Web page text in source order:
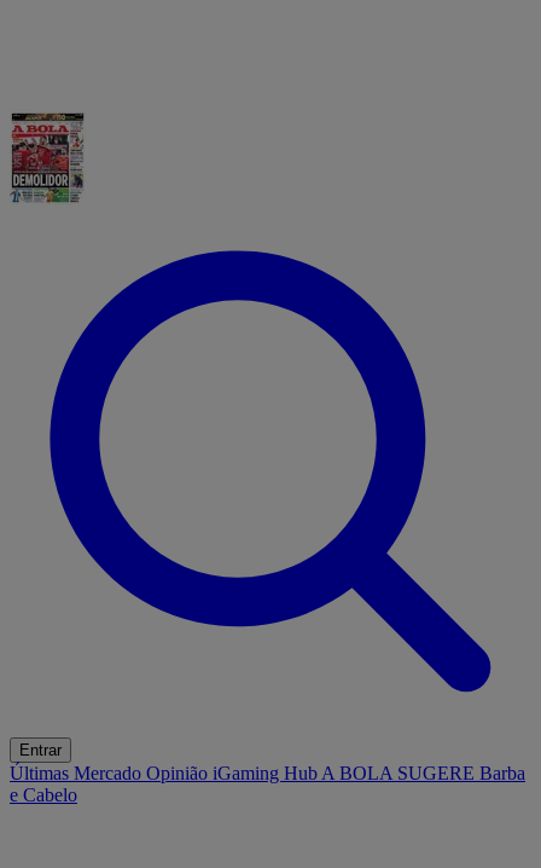
Entrar
Últimas Mercado Opinião iGaming Hub A BOLA SUGERE Barba
e Cabelo